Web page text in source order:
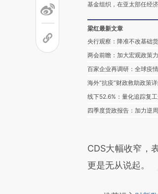
基金组织，在亚太部任经济
梁红最新文章
央行观察：降准不改基础
两会前瞻：加大宏观政策
百家企业再调研：全球疫
海外“抗疫”财政救助政策
线下52.6%：量化追踪复
四季度货政报告：加力逆
CDS大幅收窄，
更是无从说起。